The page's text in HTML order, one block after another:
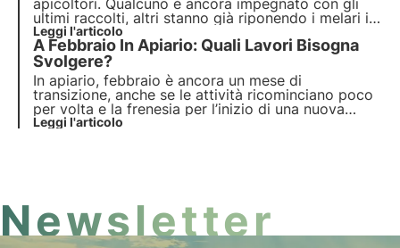
apicoltori. Qualcuno è ancora impegnato con gli
ultimi raccolti, altri stanno già riponendo i melari in
magazzino. Nonostante queste differenze, le
attenzioni dell’apicoltore si rivolgono tutte alla
preparazione per l’invernamento delle famiglie.
Leggi l'articolo
A Febbraio In Apiario: Quali Lavori Bisogna
Svolgere?
In apiario, febbraio è ancora un mese di
transizione, anche se le attività ricominciano poco
per volta e la frenesia per l’inizio di una nuova
stagione produttiva inizia a farsi sentire. In questo
Leggi l'articolo
Newsletter